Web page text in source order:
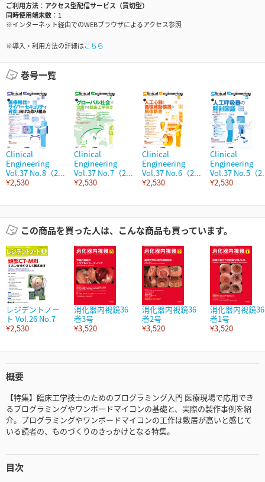
ご利用方法
アクセス型配信サービス（買切型）
同時使用端末数
1
※インターネット経由でのWEBブラウザによるアクセス参照
※導入・利用方法の詳細はこちら
巻号一覧
Clinical
Engineering
Vol.37 No.8（2...
¥2,530
Clinical
Engineering
Vol.37 No.7（2...
¥2,530
Clinical
Engineering
Vol.37 No.6（2...
¥2,530
Clinical
Engineering
Vol.37 No.5（
¥2,530
この商品を買った人は、こんな商品も買っています。
レジデントノー
ト Vol.26 No.7
¥2,530
消化器内視鏡36
巻3号
¥3,520
消化器内視鏡36
巻2号
¥3,520
消化器内視鏡36
巻1号
¥3,520
概要
【特集】臨床工学技士のためのプログラミング入門 医療現場で応用でき
るプログラミングやワンボードマイコンの基礎と、実際の製作事例を紹
介。プログラミングやワンボードマイコンの工作は敷居が高いと感じて
いる読者の、ものづくりのきっかけとなる特集。
目次